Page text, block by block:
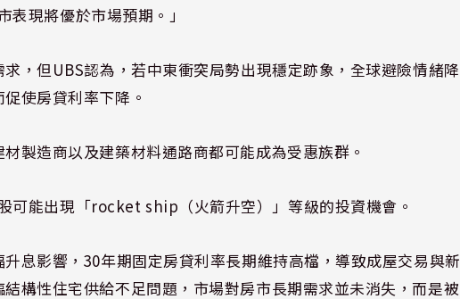
現將優於市場預期。」
，但UBS認為，若中東衝突局勢出現穩定跡象，全球避險情緒降
使房貸利率下降。
製造商以及建築材料通路商都可能成為受惠族群。
可能出現「rocket ship（火箭升空）」等級的投資機會。
息影響，30年期固定房貸利率長期維持高檔，導致成屋交易與新
構性住宅供給不足問題，市場對房市長期需求並未消失，而是被